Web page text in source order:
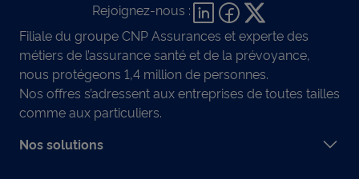
Rejoignez-nous :
Filiale du groupe CNP Assurances et experte des
métiers de l’assurance santé et de la prévoyance,
nous protégeons 1,4 million de personnes.
Nos offres s’adressent aux entreprises de toutes tailles
comme aux particuliers.
Nos solutions